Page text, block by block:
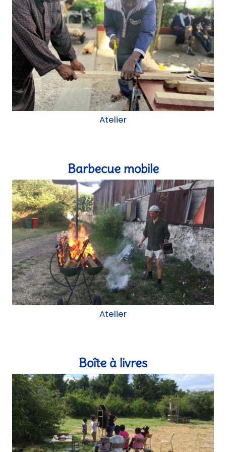
Atelier
Barbecue mobile
Atelier
Boîte à livres